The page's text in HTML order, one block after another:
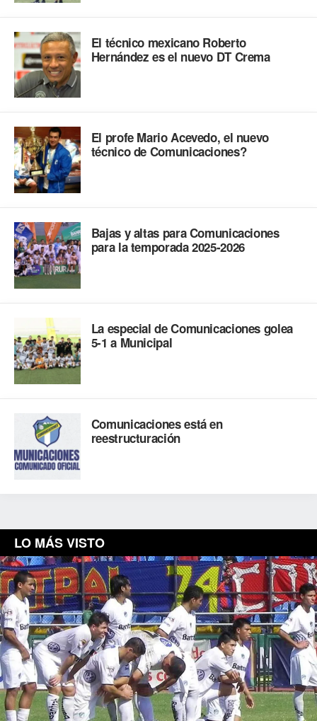
El técnico mexicano Roberto
Hernández es el nuevo DT Crema
El profe Mario Acevedo, el nuevo
técnico de Comunicaciones?
Bajas y altas para Comunicaciones
para la temporada 2025-2026
La especial de Comunicaciones golea
5-1 a Municipal
Comunicaciones está en
reestructuración
LO MÁS VISTO